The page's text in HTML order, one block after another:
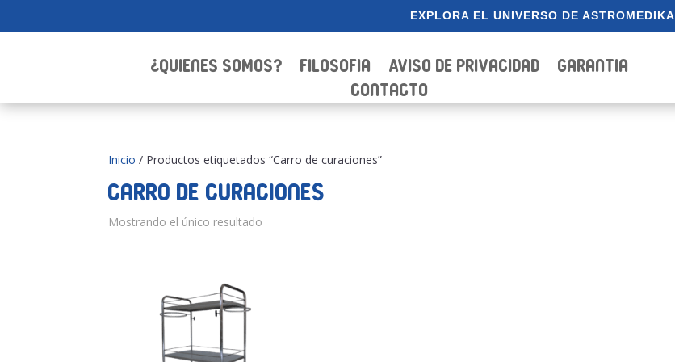
EXPLORA EL UNIVERSO DE ASTROMEDIKA
¿Quienes Somos? Filosofia Aviso de Privacidad
Garantia
Contacto
Inicio / Productos etiquetados “Carro de curaciones”
Carro de curaciones
Mostrando el único resultado